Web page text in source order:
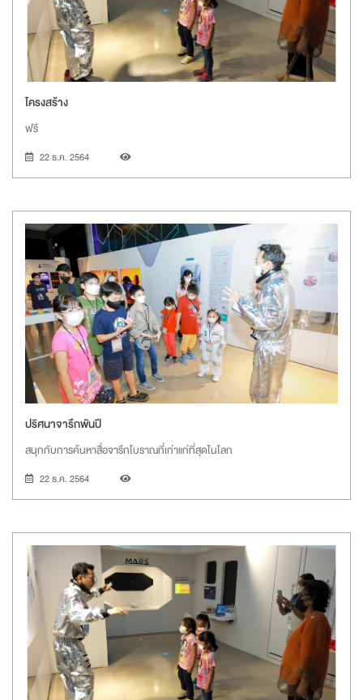
โครงสร้าง
ฟรี
22 ธ.ค. 2564
ปริศนาจารึกพันปี
สนุกกับการค้นหาสื่อจารึกโบราณที่เก่าแก่ที่สุดในโลก
22 ธ.ค. 2564